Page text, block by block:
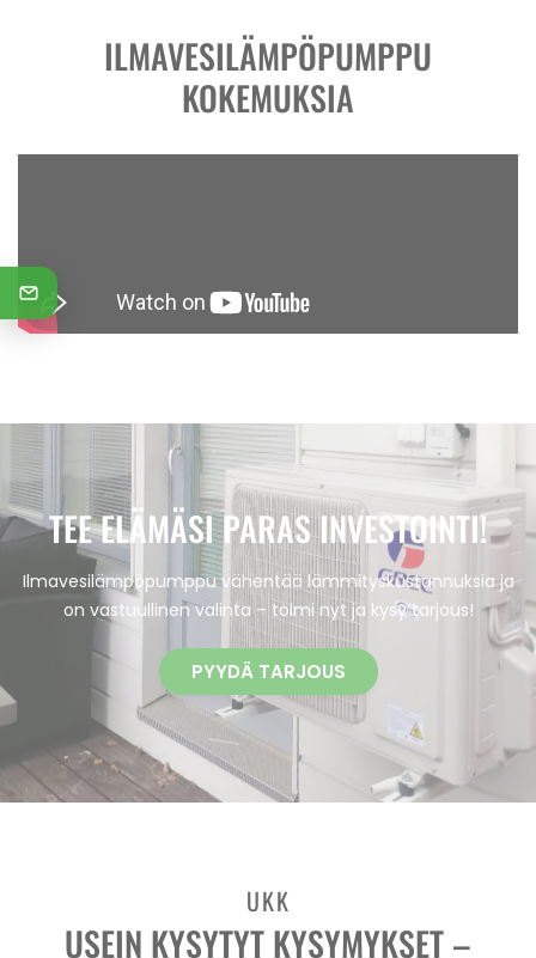
ILMAVESILÄMPÖPUMPPU
KOKEMUKSIA
TEE ELÄMÄSI PARAS INVESTOINTI!
Ilmavesilämpöpumppu vähentää lämmityskustannuksia ja
on vastuullinen valinta – toimi nyt ja kysy tarjous!
PYYDÄ TARJOUS
UKK
USEIN KYSYTYT KYSYMYKSET –